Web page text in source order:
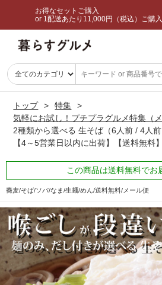
お得なセットご購入
or 1配送あたり11,000円（税込）ご購
トップ
特集
気軽にお試し！プチプラグルメ特集（
2種類から選べる 生そば（6人前 / 4人
【4～5営業日以内に出荷】【送料無料】
この商品は送料無料でお
蕎麦/そば/ソバ/なま/生麺/めん/送料無料/メール便